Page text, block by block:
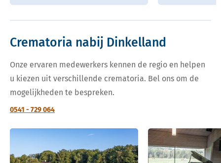
Crematoria nabij Dinkelland
Onze ervaren medewerkers kennen de regio en helpen
u kiezen uit verschillende crematoria. Bel ons om de
mogelijkheden te bespreken.
0541 - 729 064